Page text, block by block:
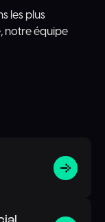
les plus
notre équipe